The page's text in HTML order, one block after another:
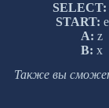
SELECT:
START:
A: z
B: x
Также вы